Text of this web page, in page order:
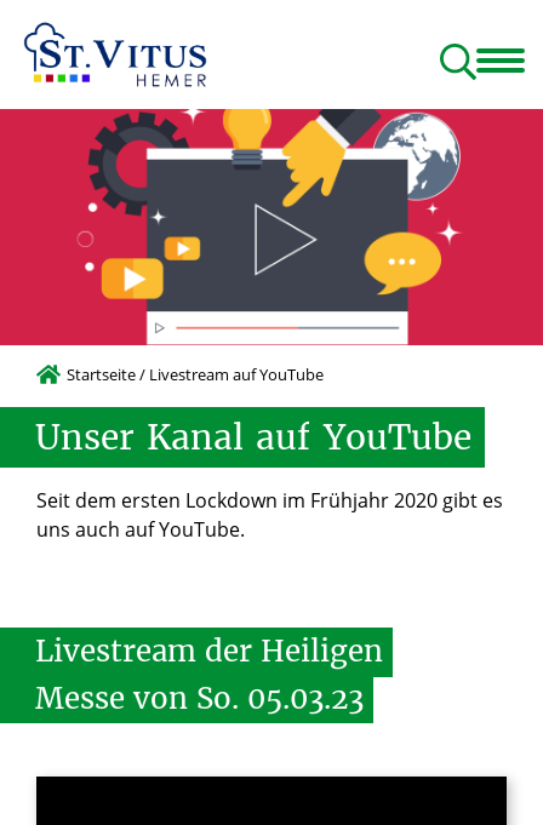
Startseite/ Livestream auf YouTube
Unser Kanal auf YouTube
Seit dem ersten Lockdown im Frühjahr 2020 gibt es
uns auch auf YouTube.
Livestream der Heiligen
Messe von So. 05.03.23